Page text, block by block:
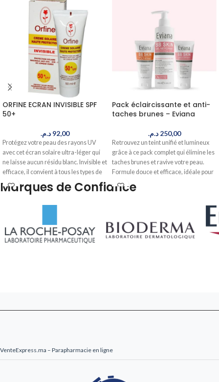
ORFINE ECRAN INVISIBLE SPF
50+
92,00 د.م.
Protégez votre peau des rayons UV
avec cet écran solaire ultra-léger qui
ne laisse aucun résidu blanc. Invisible et
efficace, il convient à tous les types de
peau. Commandez maintenant, livré
en 24-48h au Maroc.
Pack éclaircissante et anti-
taches brunes – Eviana
250,00 د.م.
Retrouvez un teint unifié et lumineux
grâce à ce pack complet qui élimine les
taches brunes et ravive votre peau.
Formule douce et efficace, idéale pour
le climat marocain. Commandez
maintenant, livré en 24-48h au Maroc.
Marques de Confiance
VenteExpress.ma – Parapharmacie en ligne